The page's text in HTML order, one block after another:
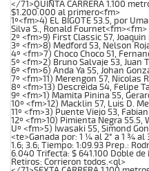
</71>QUINTA CARRERA 1.100
$1.200.000 al primero<fm>
1º<fm>4) EL BIGOTE 53.5, por
Silva S., Ronald
2º <fm>9) First Classic 57,
3º <fm>8) Medford 53, Nelson
4º <fm>7) Choco Choco 51,
5º <fm>2) Bruno Salvaje 53, Juan
6º <fm>6) Anda Ya 55, Johan
7º <fm>11) Merengon 57, Nicolas
8º <fm>13) Descreida 54, Felipe
9º <fm>1) Mamita Pinina 55,
10º <fm>12) Macklin 57, Luis D.
11º <fm>3) Puente Viejo 53,
12º <fm>10) Pimienta Negra
Uº <fm>5) Iwasaki 55, Simond
<te>Ganada por: 1 ¼ al 2° a 1 ¾ al
1.6; 3.6; Tiempo: 1:09.93 Prep.:
6.040 Trifecta: $ 641.100 Doble
Retiros: Corrieron todos.<ql>